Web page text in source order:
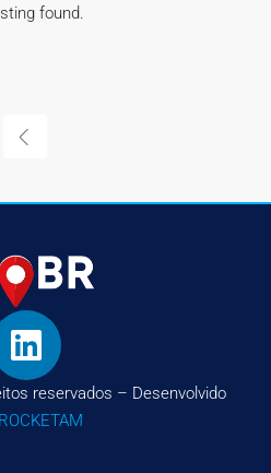
found.
reservados – Desenvolvido
ROCKETAM